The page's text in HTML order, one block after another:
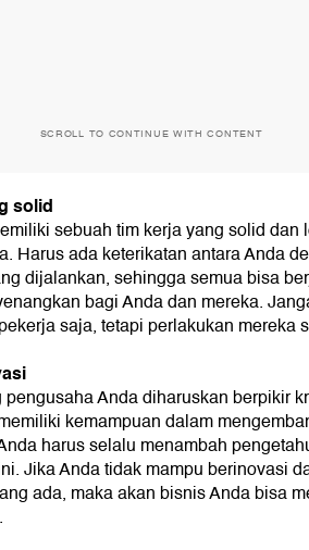
SCROLL TO CONTINUE WITH CONTENT
solid
sebuah tim kerja yang solid dan
Harus ada keterikatan antara Anda
dijalankan, sehingga semua bisa
bagi Anda dan mereka.
saja, tetapi perlakukan mereka
Anda diharuskan berpikir
kemampuan dalam
harus selalu menambah
Jika Anda tidak mampu berinovasi
ada, maka akan bisnis Anda bisa